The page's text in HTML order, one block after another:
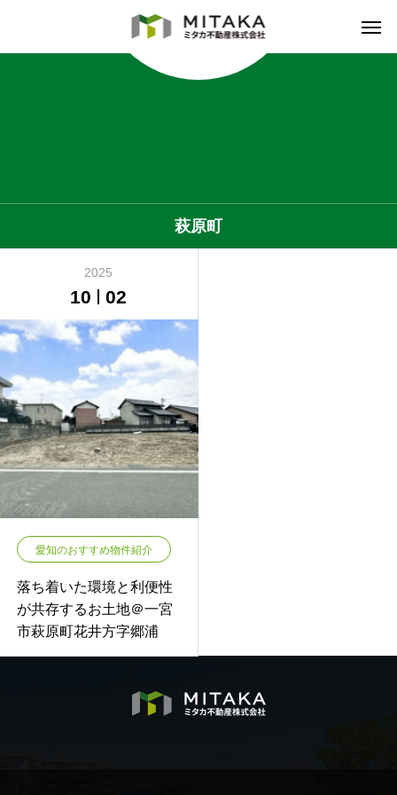
萩原町
2025
10 02
愛知のおすすめ物件紹介
落ち着いた環境と利便性
が共存するお土地＠一宮
市萩原町花井方字郷浦